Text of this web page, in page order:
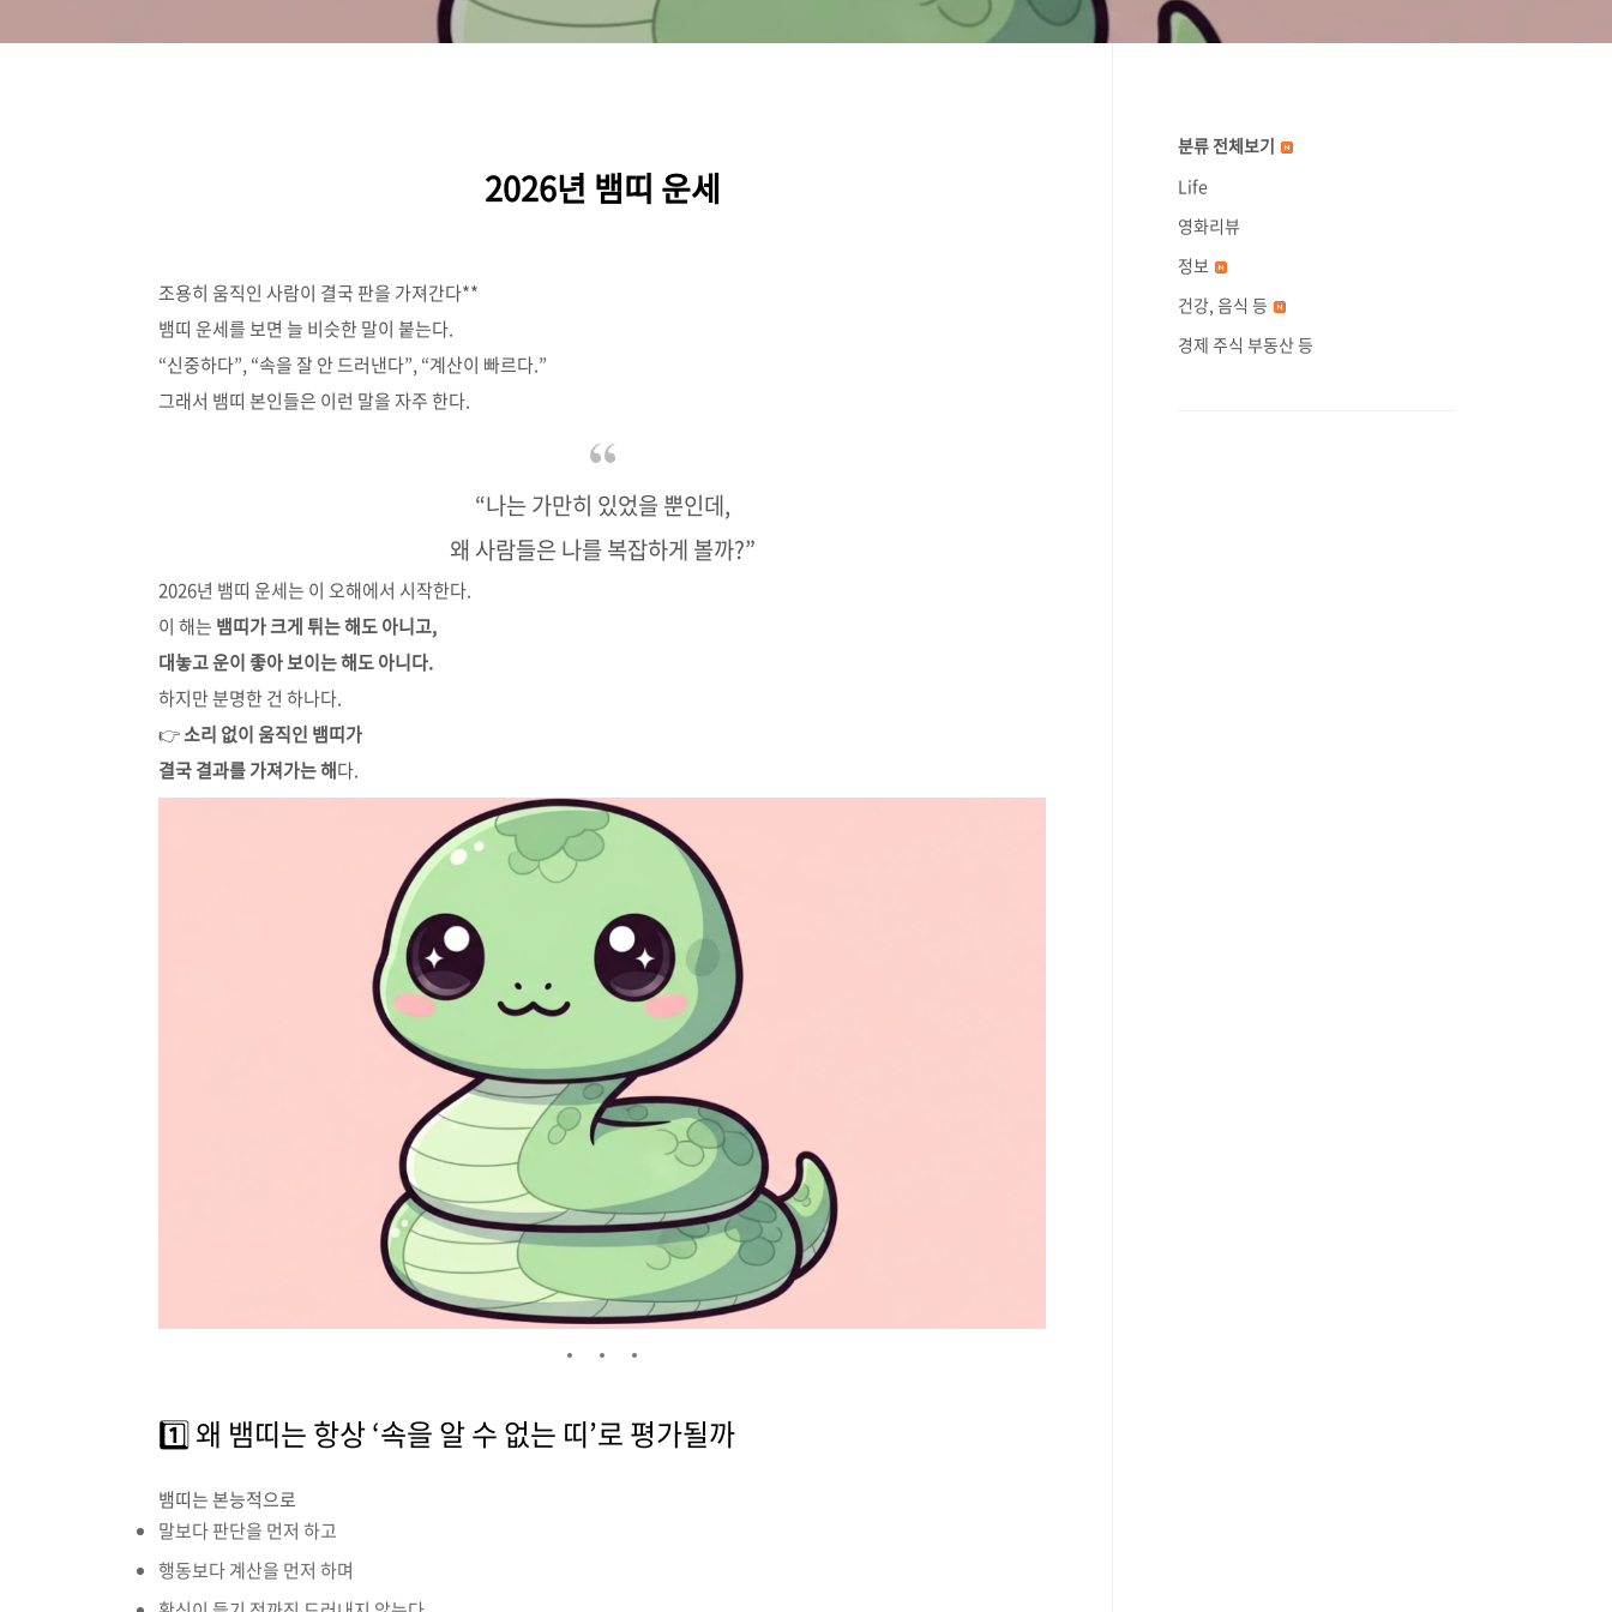
2026년 뱀띠 운세
조용히 움직인 사람이 결국 판을 가져간다**
뱀띠 운세를 보면 늘 비슷한 말이 붙는다.
“신중하다”, “속을 잘 안 드러낸다”, “계산이 빠르다.”
그래서 뱀띠 본인들은 이런 말을 자주 한다.
“나는 가만히 있었을 뿐인데,
왜 사람들은 나를 복잡하게 볼까?”
2026년 뱀띠 운세는 이 오해에서 시작한다.
이 해는 뱀띠가 크게 튀는 해도 아니고,
대놓고 운이 좋아 보이는 해도 아니다.
하지만 분명한 건 하나다.
👉소리 없이 움직인 뱀띠가
결국 결과를 가져가는 해다.
1️⃣ 왜 뱀띠는 항상 ‘속을 알 수 없는 띠’로 평가될까
뱀띠는 본능적으로
말보다 판단을 먼저 하고
행동보다 계산을 먼저 하며
분류 전체보기
Life
영화리뷰
정보
건강, 음식 등
경제 주식 부동산 등